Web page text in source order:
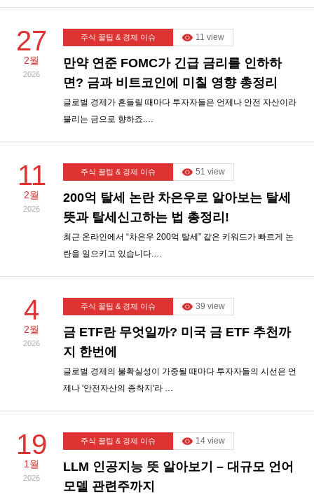
27
2월
2026
주식 꿀팁 & 경제 이슈 11 view
만약 연준 FOMC가 긴급 금리를 인하하
면? 금과 비트코인에 미칠 영향 총정리
글로벌 경제가 흔들릴 때마다 투자자들은 언제나 안전 자산이라
불리는 금으로 향하죠.…
11
2월
2026
주식 꿀팁 & 경제 이슈 51 view
200억 탈세 논란 차은우로 알아보는 탈세
뜻과 탈세신고하는 법 총정리!
최근 온라인에서 “차은우 200억 탈세” 같은 키워드가 빠르게 논
란을 일으키고 있습니다.…
4
2월
2026
주식 꿀팁 & 경제 이슈 39 view
금 ETF란 무엇일까? 미국 금 ETF 추천까
지 한번에
글로벌 경제의 불확실성이 가중될 때마다 투자자들의 시선은 언
제나 '안전자산의 종착지'라 …
19
1월
2026
주식 꿀팁 & 경제 이슈 14 view
LLM 인공지능 뜻 알아보기 – 대규모 언어
모델 관련주까지